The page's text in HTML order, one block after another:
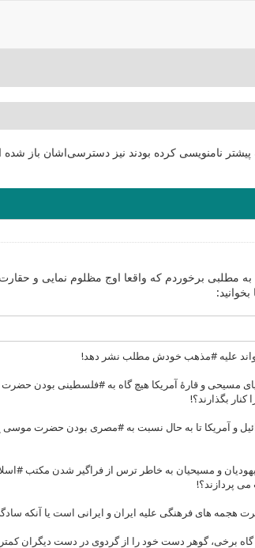
نامنویسی کرده بودند نیز دسترسی‌اشان باز
مطلبی برخوردم که واقعا اوج مظلوم نمایی و
علیه #مذهب خودش مطلب نشر دهد!
مسیحی و قارۀ آمریکا هیچ گاه به #فلسطینی بودن
کنار بگذارند؟!
و آمریکا تا به حال نسبت به #مصری بودن حضرت
و مسیحیان به خاطر ترس از فراگیر شدن مکتب
می پردازند؟!
هجمه های فرهنگی علیه ایران و ایرانی است یا آنکه
برخی، گوهر دست خود را از گردوی در دست دیگران کمتر